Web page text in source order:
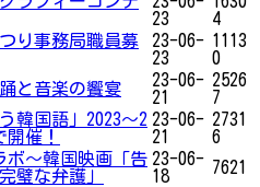
23
4
り事務局職員募
23-06-
23
1113
0
と音楽の饗宴
23-06-
21
2526
7
韓国語」2023～2
催！
23-06-
21
2731
6
ボ～韓国映画「告
璧な弁護」
23-06-
18
7621